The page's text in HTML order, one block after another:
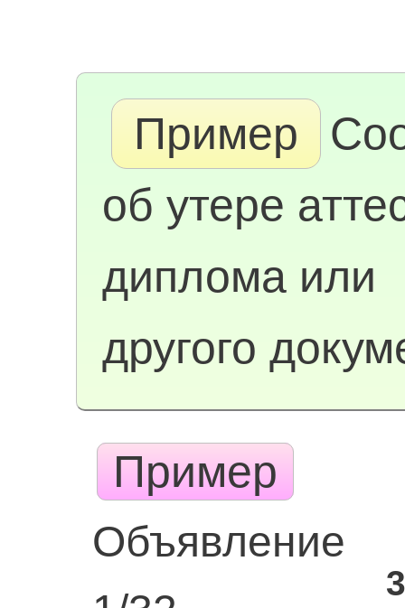
Пример
об утере
диплома или
другого
Пример
Объявление